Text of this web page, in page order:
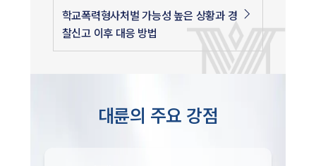
학교폭력형사처벌 가능성 높은 상황과 경
찰신고 이후 대응 방법
대륜의 주요 강점